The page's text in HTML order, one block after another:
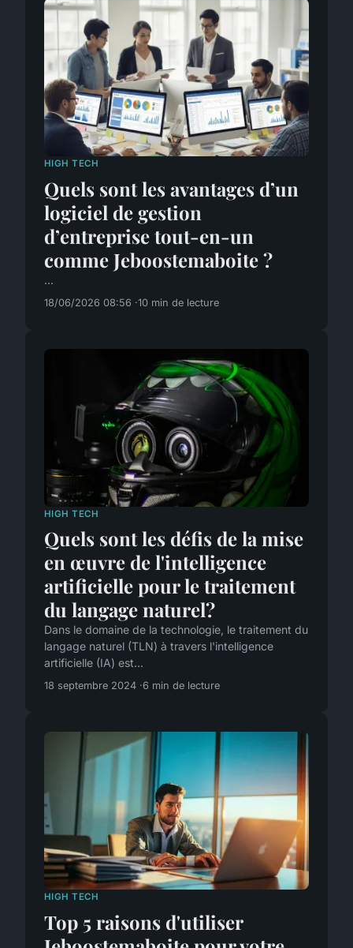
HIGH TECH
Quels sont les avantages d’un
logiciel de gestion
d’entreprise tout-en-un
comme Jeboostemaboite ?
...
18/06/2026 08:56 10 min de lecture
HIGH TECH
Quels sont les défis de la mise
en œuvre de l'intelligence
artificielle pour le traitement
du langage naturel?
Dans le domaine de la technologie, le traitement du
langage naturel (TLN) à travers l'intelligence
artificielle (IA) est...
18 septembre 2024 6 min de lecture
HIGH TECH
Top 5 raisons d'utiliser